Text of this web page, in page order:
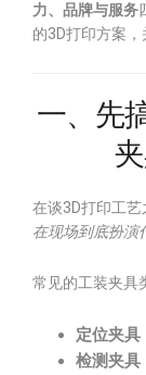
力、品牌与服务
的3D打印方案
一、先
在谈3D打印工艺
在现场到底扮演
常见的工装夹具
定位夹具
检测夹具